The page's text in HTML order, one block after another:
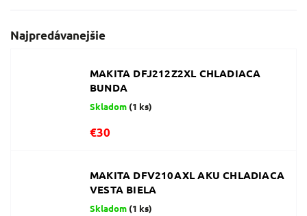
Najpredávanejšie
MAKITA DFJ212Z2XL CHLADIACA
BUNDA
Skladom (1 ks)
€30
MAKITA DFV210AXL AKU CHLADIACA
VESTA BIELA
Skladom (1 ks)